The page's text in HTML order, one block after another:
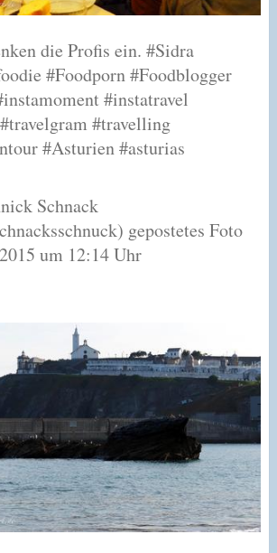
die Profis ein. #Sidra
#Foodporn #Foodblogger
#instatravel
#travelling
#Asturien #asturias
Schnack
gepostetes Foto
um 12:14 Uhr